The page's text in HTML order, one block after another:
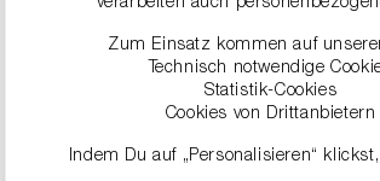
Zum Einsatz kommen auf
Technisch notwendige
Statistik-Cookies
Cookies von Drittanbietern
Indem Du auf „Personalisieren“